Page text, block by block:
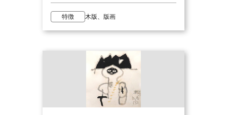
特徴 木版、版画